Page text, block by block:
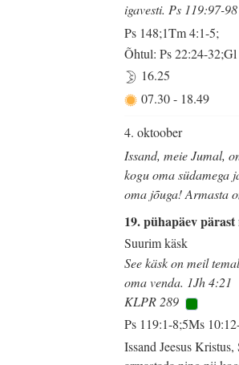
igavesti. Ps 119:97-98
Ps 148;1Tm 4:1-5;
Õhtul: Ps 22:24-
16.25
07.30- 18.49
4. oktoober
Issand, meie Jumal,
kogu oma südamega
oma jõuga! Armasta
19. pühapäev
Suurim käsk
See käsk on meil
oma venda. 1Jh 4:21
KLPR 289
Ps 119:1-8;5Ms
Issand Jeesus